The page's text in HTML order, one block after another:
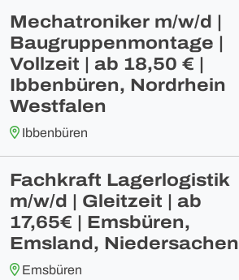
Mechatroniker m/w/d |
Baugruppenmontage |
Vollzeit | ab 18,50 € |
Ibbenbüren, Nordrhein
Westfalen
Ibbenbüren
Fachkraft Lagerlogistik
m/w/d | Gleitzeit | ab
17,65€ | Emsbüren,
Emsland, Niedersachen
Emsbüren